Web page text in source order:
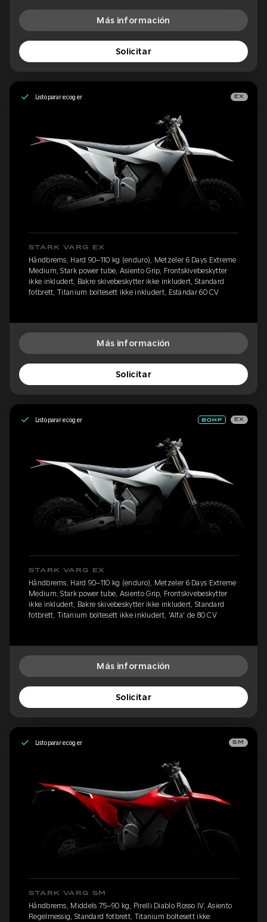
Más información
Solicitar
Listo para recoger EX
STARK VARG EX
Håndbrems, Hard 90–110 kg (enduro), Metzeler 6 Days Extreme
Medium, Stark power tube, Asiento Grip, Frontskivebeskytter
ikke inkludert, Bakre skivebeskytter ikke inkludert, Standard
fotbrett, Titanium boltesett ikke inkludert, Estándar 60 CV
Más información
Solicitar
Listo para recoger EX
STARK VARG EX
Håndbrems, Hard 90–110 kg (enduro), Metzeler 6 Days Extreme
Medium, Stark power tube, Asiento Grip, Frontskivebeskytter
ikke inkludert, Bakre skivebeskytter ikke inkludert, Standard
fotbrett, Titanium boltesett ikke inkludert, 'Alfa' de 80 CV
Más información
Solicitar
Listo para recoger SM
STARK VARG SM
Håndbrems, Middels 75–90 kg, Pirelli Diablo Rosso IV, Asiento
Regelmessig, Standard fotbrett, Titanium boltesett ikke